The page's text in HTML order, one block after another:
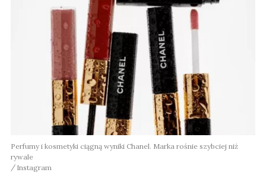
Perfumy i kosmetyki ciągną wyniki Chanel. Marka rośnie szybciej niż
rywale
Instagram